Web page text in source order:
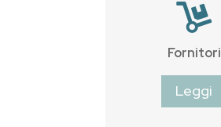

Fornitori
Leggi